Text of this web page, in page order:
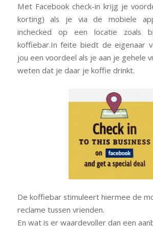
Met Facebook check-in krijg je
korting) als je via de mobiele
inchecked op een locatie zoals
koffiebar.In feite biedt de eigenaar
jou een voordeel als je aan je gehele
weten dat je daar je koffie drinkt.
De koffiebar stimuleert hiermee de
reclame tussen vrienden.
En wat is er waardevoller dan een